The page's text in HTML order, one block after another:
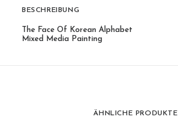
BESCHREIBUNG
The Face Of Korean Alphabet
Mixed Media Painting
ÄHNLICHE PRODUKTE